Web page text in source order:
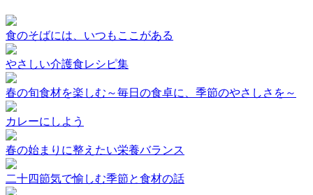
食のそばには、いつもここがある
やさしい介護食レシピ集
春の旬食材を楽しむ～毎日の食卓に、季節のやさしさを～
カレーにしよう
春の始まりに整えたい栄養バランス
二十四節気で愉しむ季節と食材の話